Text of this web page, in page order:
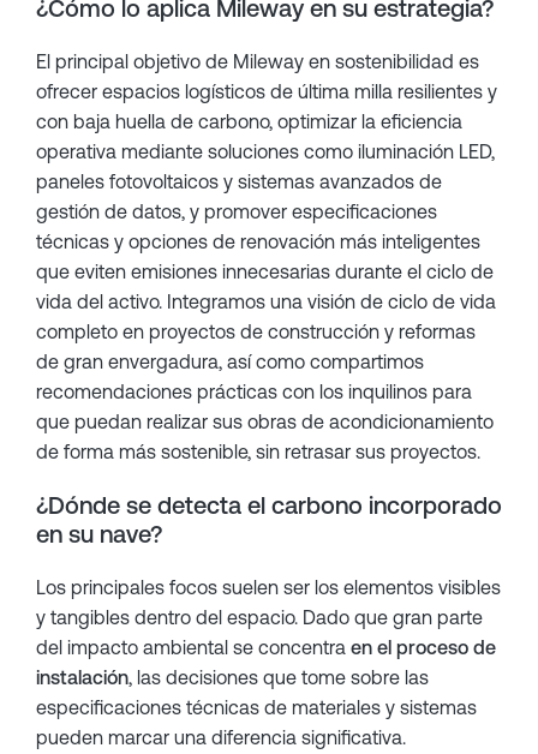
¿Cómo lo aplica Mileway en su estrategia?
El principal objetivo de Mileway en sostenibilidad es
ofrecer espacios logísticos de última milla resilientes y
con baja huella de carbono, optimizar la eficiencia
operativa mediante soluciones como iluminación LED,
paneles fotovoltaicos y sistemas avanzados de
gestión de datos, y promover especificaciones
técnicas y opciones de renovación más inteligentes
que eviten emisiones innecesarias durante el ciclo de
vida del activo. Integramos una visión de ciclo de vida
completo en proyectos de construcción y reformas
de gran envergadura, así como compartimos
recomendaciones prácticas con los inquilinos para
que puedan realizar sus obras de acondicionamiento
de forma más sostenible, sin retrasar sus proyectos.
¿Dónde se detecta el carbono incorporado
en su nave?
Los principales focos suelen ser los elementos visibles
y tangibles dentro del espacio. Dado que gran parte
del impacto ambiental se concentra en el proceso de
instalación, las decisiones que tome sobre las
especificaciones técnicas de materiales y sistemas
pueden marcar una diferencia significativa.